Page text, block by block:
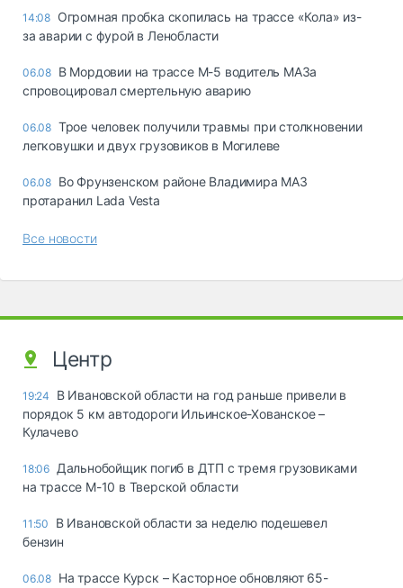
14:08 Огромная пробка скопилась на трассе «Кола» из-
за аварии с фурой в Ленобласти
06.08 В Мордовии на трассе М-5 водитель МАЗа
спровоцировал смертельную аварию
06.08 Трое человек получили травмы при столкновении
легковушки и двух грузовиков в Могилеве
06.08 Во Фрунзенском районе Владимира МАЗ
протаранил Lada Vesta
Все новости
Центр
19:24
В Ивановской области на год раньше привели в
порядок 5 км автодороги Ильинское-Хованское –
Кулачево
18:06 Дальнобойщик погиб в ДТП с тремя грузовиками
на трассе М-10 в Тверской области
11:50
В Ивановской области за неделю подешевел
бензин
06.08 На трассе Курск – Касторное обновляют 65-